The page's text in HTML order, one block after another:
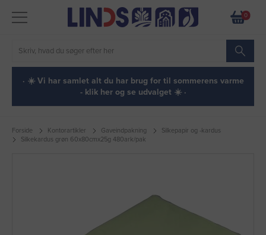
0
· ☀️ Vi har samlet alt du har brug for til sommerens varme
- klik her og se udvalget ☀️ ·
Forside Kontorartikler Gaveindpakning
Silkepapir og -kardus
Silkekardus grøn 60x80cmx25g 480ark/pak